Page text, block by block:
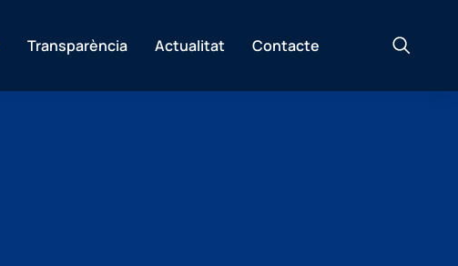
Transparència Actualitat Contacte